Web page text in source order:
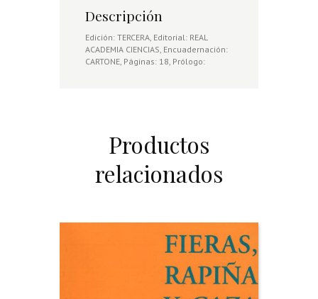
Descripción
Edición: TERCERA, Editorial: REAL
ACADEMIA CIENCIAS, Encuadernación:
CARTONE, Páginas: 18, Prólogo:
Productos
relacionados